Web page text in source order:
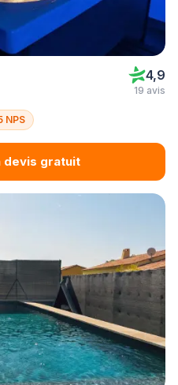
4,9
19 avis
NPS
devis gratuit